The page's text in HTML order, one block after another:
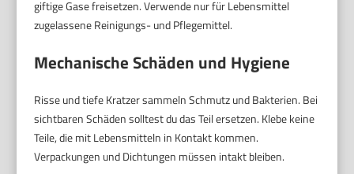
giftige Gase freisetzen. Verwende nur für Lebensmittel
zugelassene Reinigungs- und Pflegemittel.
Mechanische Schäden und Hygiene
Risse und tiefe Kratzer sammeln Schmutz und Bakterien. Bei
sichtbaren Schäden solltest du das Teil ersetzen. Klebe keine
Teile, die mit Lebensmitteln in Kontakt kommen.
Verpackungen und Dichtungen müssen intakt bleiben.